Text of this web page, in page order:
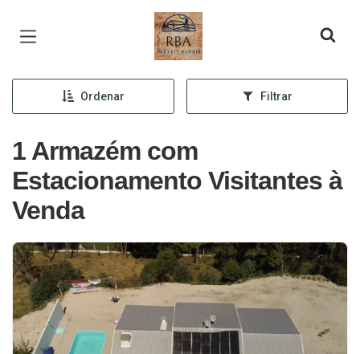
Página inicial
Ordenar Filtrar
1 Armazém com
Estacionamento Visitantes à
Venda